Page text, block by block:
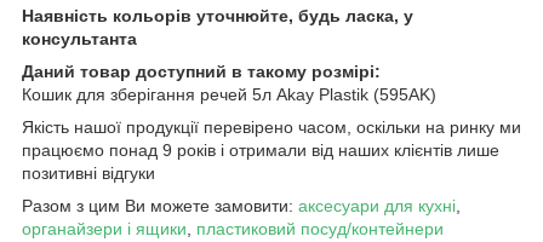
Наявність кольорів уточнюйте, будь ласка, у
консультанта
Даний товар доступний в такому розмірі:
Кошик для зберігання речей 5л Akay Plastik (595AK)
Якість нашої продукції перевірено часом, оскільки на ринку ми
працюємо понад 9 років і отримали від наших клієнтів лише
позитивні відгуки
Разом з цим Ви можете замовити: аксесуари для кухні
органайзери і ящики
пластиковий посуд/контейнери